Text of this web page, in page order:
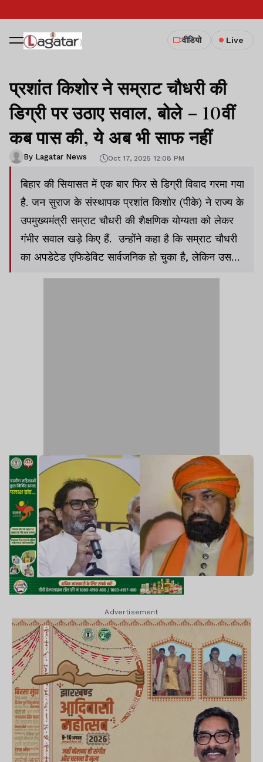
वीडियो Live
प्रशांत किशोर ने सम्राट चौधरी की
डिग्री पर उठाए सवाल, बोले – 10वीं
कब पास की, ये अब भी साफ नहीं
By Lagatar News Oct 17, 2025 12:08 PM
बिहार की सियासत में एक बार फिर से डिग्री विवाद गरमा गया
है. जन सुराज के संस्थापक प्रशांत किशोर (पीके) ने राज्य के
उपमुख्यमंत्री सम्राट चौधरी की शैक्षणिक योग्यता को लेकर
गंभीर सवाल खड़े किए हैं. उन्होंने कहा है कि सम्राट चौधरी
का अपडेटेड एफिडेविट सार्वजनिक हो चुका है, लेकिन उसमें
Advertisement